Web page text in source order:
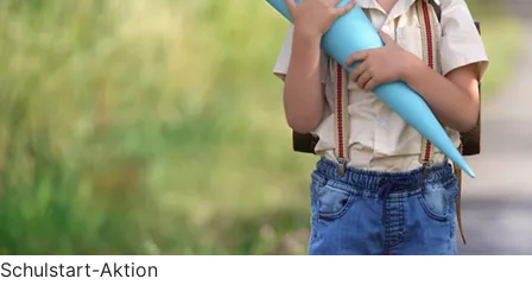
Schulstart-Aktion